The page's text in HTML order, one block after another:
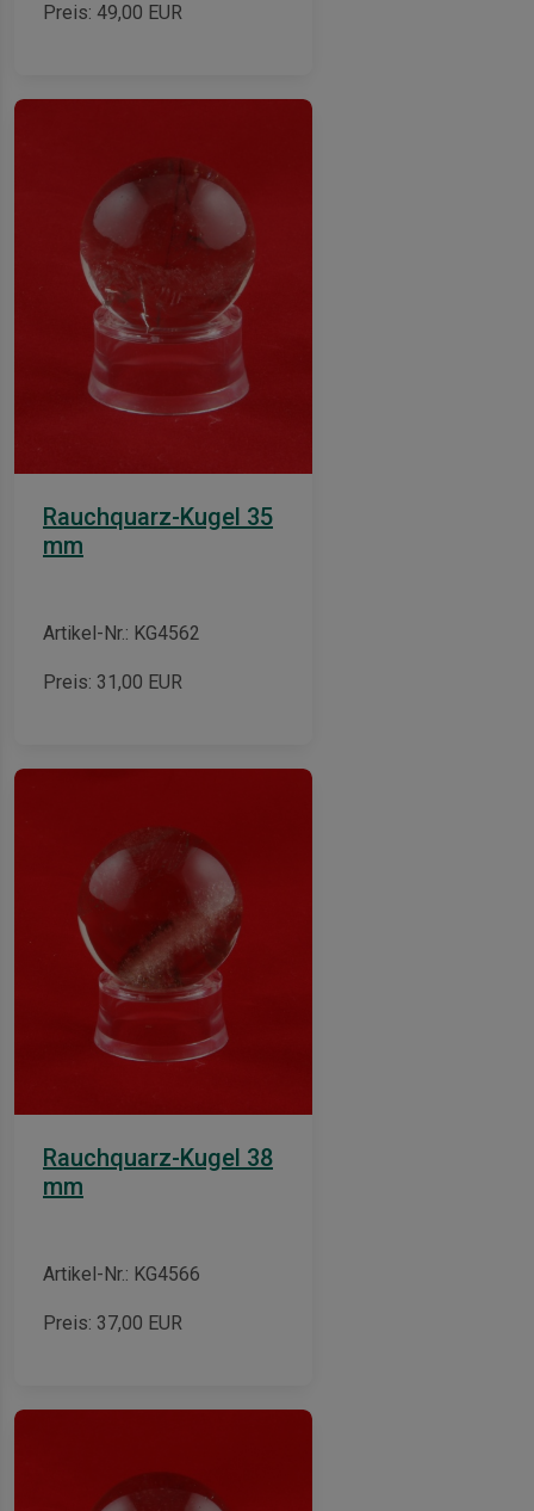
Preis: 49,00 EUR
Rauchquarz-Kugel 35
mm
Artikel-Nr.: KG4562
Preis: 31,00 EUR
Rauchquarz-Kugel 38
mm
Artikel-Nr.: KG4566
Preis: 37,00 EUR